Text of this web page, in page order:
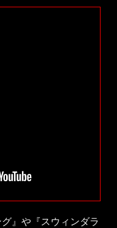
』や『スウィンダラ